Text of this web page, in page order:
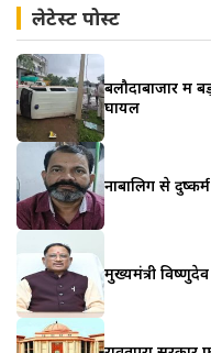
लेटेस्ट पोस्ट
बलौदाबाजार में
घायल
नाबालिग से
मुख्यमंत्री